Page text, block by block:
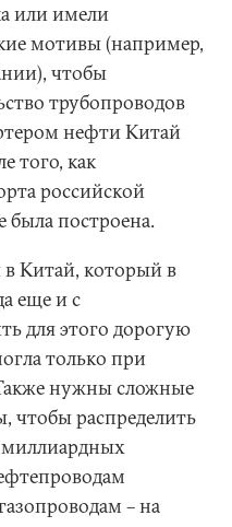
или имели
мотивы (например,
чтобы
трубопроводов
нефти Китай
того, как
российской
была построена.
в Китай, который в
еще и с
для этого дорогую
только при
нужны сложные
чтобы распределить
– на